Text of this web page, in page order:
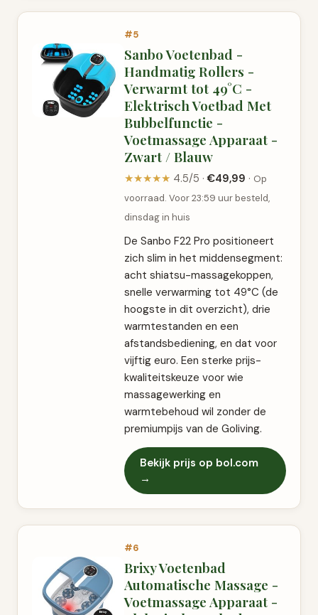
#5
Sanbo Voetenbad -
Handmatig Rollers -
Verwarmt tot 49°C -
Elektrisch Voetbad Met
Bubbelfunctie -
Voetmassage Apparaat -
Zwart / Blauw
★★★★★ 4.5/5 ·€49,99 · Op
voorraad. Voor 23:59 uur besteld,
dinsdag in huis
De Sanbo F22 Pro positioneert
zich slim in het middensegment:
acht shiatsu-massagekoppen,
snelle verwarming tot 49°C (de
hoogste in dit overzicht), drie
warmtestanden en een
afstandsbediening, en dat voor
vijftig euro. Een sterke prijs-
kwaliteitskeuze voor wie
massagewerking en
warmtebehoud wil zonder de
premiumpijs van de Goliving.
Bekijk prijs op bol.com
→
#6
Brixy Voetenbad
Automatische Massage -
Voetmassage Apparaat -